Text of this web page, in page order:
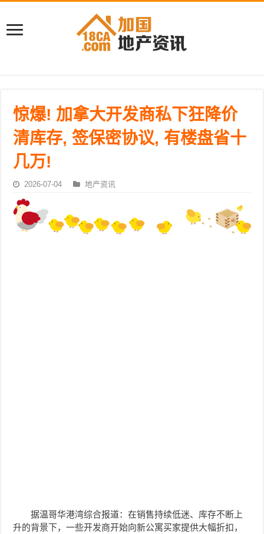
惊爆! 加拿大开发商私下狂降价
清库存, 签保密协议, 有楼盘省十
几万!
2026-07-04 地产资讯
据温哥华港湾综合报道：在销售持续低迷、库存不断上
升的背景下，一些开发商开始向新公寓买家提供大幅折扣，